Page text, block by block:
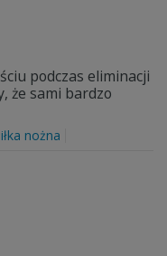
podczas eliminacji
że sami bardzo
nożna